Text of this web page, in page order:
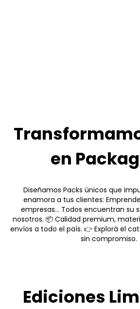
en
Diseñamos Packs únicos que
enamora a tus clientes:
empresas... Todos encuentran su
nosotros. 📦 Calidad premium,
envíos a todo el país. 👉 Explorá el
sin compromiso.
Ediciones